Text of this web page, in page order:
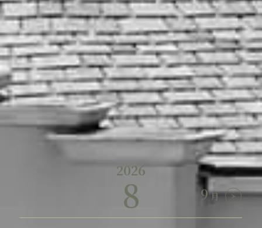
2026.08
08
土曜日
フランスの洋館をゆっくり体感す
る一日
【PREMIUM ブライダルフェア】
『さわやか』のペア食事券プレゼ
ント
2026
8 9月
2026
9 10月
2026
10